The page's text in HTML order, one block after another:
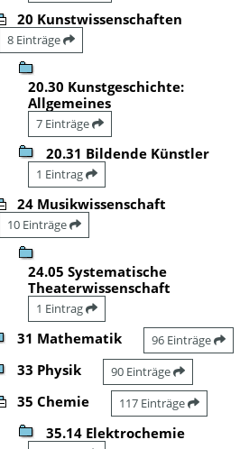
20 Kunstwissenschaften
8 Einträge
20.30 Kunstgeschichte:
Allgemeines
7 Einträge
20.31 Bildende Künstler
1 Eintrag
24 Musikwissenschaft
10 Einträge
24.05 Systematische
Theaterwissenschaft
1 Eintrag
31 Mathematik 96 Einträge
33 Physik 90 Einträge
35 Chemie 117 Einträge
35.14 Elektrochemie